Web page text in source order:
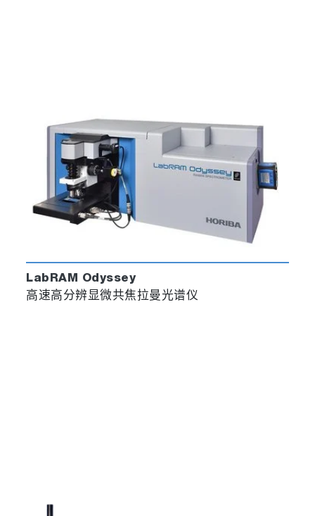
LabRAM Odyssey
高速高分辨显微共焦拉曼光谱仪